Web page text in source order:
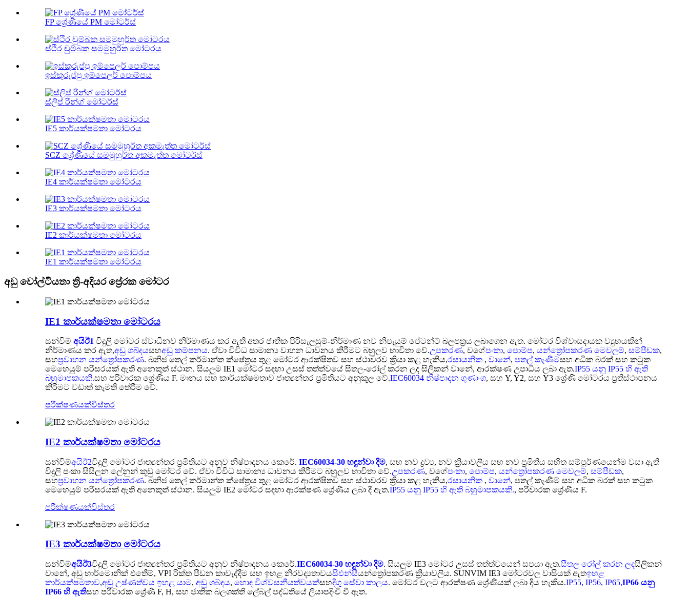
FP ශ්‍රේණියේ PM මෝටර්ස්
ස්ථිර චුම්බක සමමුහුර්ත මෝටරය
ඉස්කුරුප්පු ඉම්පෙලර් පොම්පය
ස්ලිප් රින්ග් මෝටර්ස්
IE5 කාර්යක්ෂමතා මෝටරය
SCZ ශ්‍රේණියේ සමමුහුර්ත අකමැත්ත මෝටර්ස්
IE4 කාර්යක්ෂමතා මෝටරය
IE3 කාර්යක්ෂමතා මෝටරය
IE2 කාර්යක්ෂමතා මෝටරය
IE1 කාර්යක්ෂමතා මෝටරය
අඩු වෝල්ටීයතා ත්‍රි-අදියර ප්‍රේරක මෝටර
IE1 කාර්යක්ෂමතා මෝටරය
සන්විම් අයිඊ1 විදුලි මෝටර ස්වාධීනව නිර්මාණය කර ඇති අතර ජාතික පිරිසැලසුම්-නිර්මාණ නව නිපැයුම් පේටන්ට් බලපත්‍රය ලබාගෙන ඇත. මෝටර විශ්වාසදායක ව්‍යුහයකින්
නිර්මාණය කර ඇත,අඩු ශබ්දයසහඅඩු කම්පනය. ඒවා විවිධ සාමාන්‍ය වාහන ධාවනය කිරීමට බහුලව භාවිතා වේ.උපකරණ, වගේපංකා, පොම්ප, යන්ත්‍රෝපකරණ මෙවලම්, සම්පීඩක,
සහප්‍රවාහන යන්ත්‍රෝපකරණ. ඛනිජ තෙල් කර්මාන්ත ක්ෂේත්‍රය තුළ මෝටර ආරක්ෂිතව සහ ස්ථාවරව ක්‍රියා කළ හැකිය,රසායනික , වානේ, පතල් කැණීමසහ අධික බරක් සහ කටුක
මෙහෙයුම් පරිසරයක් ඇති අනෙකුත් ස්ථාන. සියලුම IE1 මෝටර සඳහා උසස් තත්ත්වයේ සීතල-රෝල් කරන ලද සිලිකන් වානේ, ආරක්ෂණ උපාධිය ලබා ඇත.IP55 යනු IP55 හි ඇති
බහුමාපකයකි.සහ පරිවාරක ශ්‍රේණිය F. මානය සහ කාර්යක්ෂමතාව ජාත්‍යන්තර ප්‍රමිතියට අනුකූල වේ.IEC60034 නිෂ්පාදන ගුණාංග, සහ Y, Y2, සහ Y3 ශ්‍රේණි මෝටරය ප්‍රතිස්ථාපනය
කිරීමට වඩාත් කැමති තේරීම වේ.
පරීක්ෂණයක්විස්තර
IE2 කාර්යක්ෂමතා මෝටරය
සන්විම්අයිඊ2විදුලි මෝටර ජාත්‍යන්තර ප්‍රමිතියට අනුව නිෂ්පාදනය කෙරේ. IEC60034-30 හඳුන්වා දීම, සහ නව ද්‍රව්‍ය, නව ක්‍රියාවලිය සහ නව ප්‍රමිතිය සහිත සම්පූර්ණයෙන්ම වසා ඇති
විදුලි පංකා සිසිලන ලේනුන් කූඩු මෝටර වේ. ඒවා විවිධ සාමාන්‍ය ධාවනය කිරීමට බහුලව භාවිතා වේ.උපකරණ, වගේපංකා, පොම්ප, යන්ත්‍රෝපකරණ මෙවලම්, සම්පීඩක,
සහප්‍රවාහන යන්ත්‍රෝපකරණ. ඛනිජ තෙල් කර්මාන්ත ක්ෂේත්‍රය තුළ මෝටර ආරක්ෂිතව සහ ස්ථාවරව ක්‍රියා කළ හැකිය,රසායනික , වානේ, පතල් කැණීම් සහ අධික බරක් සහ කටුක
මෙහෙයුම් පරිසරයක් ඇති අනෙකුත් ස්ථාන. සියලුම IE2 මෝටර සඳහා ආරක්ෂණ ශ්‍රේණිය ලබා දී ඇත.IP55 යනු IP55 හි ඇති බහුමාපකයකි., පරිවාරක ශ්‍රේණිය F.
පරීක්ෂණයක්විස්තර
IE3 කාර්යක්ෂමතා මෝටරය
සන්විම්අයිඊ3විදුලි මෝටර ජාත්‍යන්තර ප්‍රමිතියට අනුව නිෂ්පාදනය කෙරේ.IEC60034-30 හඳුන්වා දීම. සියලුම IE3 මෝටර උසස් තත්ත්වයෙන් සපයා ඇත.සීතල රෝල් කරන ලදසිලිකන්
වානේ, අඩු හාර්මොනික් එතීෙම්, VPI රික්ත පීඩන කාවැද්දීම සහ ඉහළ නිරවද්‍යතාවයසීඑන්සීයන්ත්‍රෝපකරණ ක්‍රියාවලිය. SUNVIM IE3 මෝටරවල වාසියක් ඇතඉහළ
කාර්යක්ෂමතාව,අඩු උෂ්ණත්වය ඉහළ යාම, අඩු ශබ්දය, හොඳ විශ්වසනීයත්වයක්සහදිගු සේවා කාලය. මෝටර වලට ආරක්ෂණ ශ්‍රේණියක් ලබා දිය හැකිය.IP55, IP56, IP65,IP66 යනු
IP66 හි ඇතිසහ පරිවාරක ශ්‍රේණි F, H, සහ ජාතික බලශක්ති ලේබල් පද්ධතියේ ලියාපදිංචි වී ඇත.